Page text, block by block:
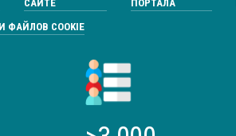
САЙТЕ
ПОРТАЛА
COOKIE